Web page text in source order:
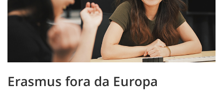
Erasmus fora da Europa